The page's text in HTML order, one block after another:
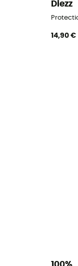
Diezz
14,90 €
100%